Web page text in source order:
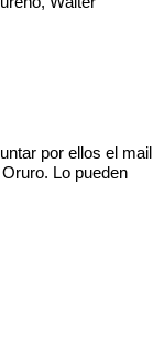
por ellos el mail
Lo pueden